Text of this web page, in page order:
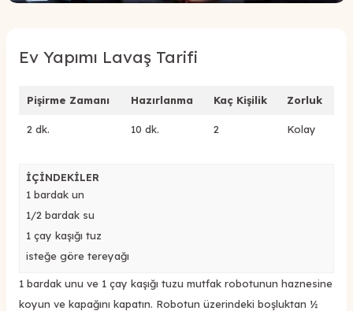
Ev Yapımı Lavaş Tarifi
Pişirme Zamanı Hazırlanma Kaç Kişilik Zorluk
2 dk. 10 dk. 2 Kolay
İÇİNDEKİLER
1 bardak un
1/2 bardak su
1 çay kaşığı tuz
isteğe göre tereyağı
1 bardak unu ve 1 çay kaşığı tuzu mutfak robotunun haznesine
koyun ve kapağını kapatın. Robotun üzerindeki boşluktan ½